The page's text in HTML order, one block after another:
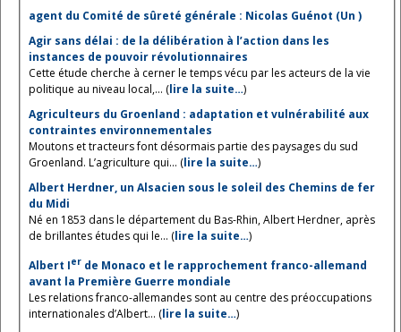
agent du Comité de sûreté générale : Nicolas Guénot (Un )
Agir sans délai : de la délibération à l’action dans les
instances de pouvoir révolutionnaires
Cette étude cherche à cerner le temps vécu par les acteurs de la vie
politique au niveau local,... (lire la suite…)
Agriculteurs du Groenland : adaptation et vulnérabilité aux
contraintes environnementales
Moutons et tracteurs font désormais partie des paysages du sud
Groenland. L’agriculture qui... (lire la suite…)
Albert Herdner, un Alsacien sous le soleil des Chemins de fer
du Midi
Né en 1853 dans le département du Bas-Rhin, Albert Herdner, après
de brillantes études qui le... (lire la suite…)
Albert Ier de Monaco et le rapprochement franco-allemand
avant la Première Guerre mondiale
Les relations franco-allemandes sont au centre des préoccupations
internationales d’Albert... (lire la suite…)